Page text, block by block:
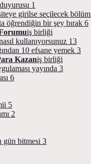
1
girilse seçilecek bölüm
öğrendiğin bir şey bırak 6
iş birliği
kullanıyorsunuz 13
10 efsane yemek 3
Kazaniş birliği
yayında 3
6
5
2
gün bitmesi 3